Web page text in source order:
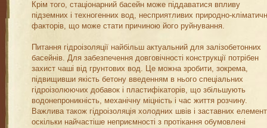
Крім того, стаціонарний басейн може піддаватися впливу
підземних і техногенних вод, несприятливих природно-
факторів, що може стати причиною його руйнування.
Питання гідроізоляції найбільш актуальний для залізобетонних
басейнів. Для забезпечення довговічності конструкції потрібен
захист чаші від грунтових вод. Це можна зробити, зокрема,
підвищивши якість бетону введенням в нього спеціальних
гідроізолюючих добавок і пластифікаторів, що збільшують
водонепроникність, механічну міцність і час життя розчину.
Важлива також гідроізоляція холодних швів і заставних
оскільки найчастіше неприємності з протікання обумовлені